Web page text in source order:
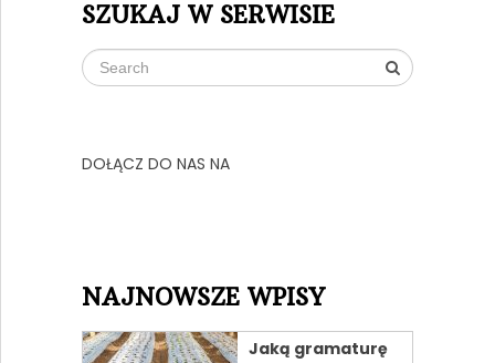
SZUKAJ W SERWISIE
DOŁĄCZ DO NAS NA
NAJNOWSZE WPISY
Jaką gramaturę